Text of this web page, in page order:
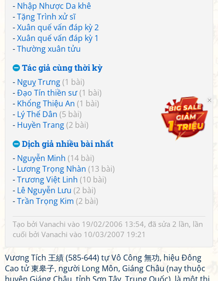
- Nhập Nhược Da khê
-Tặng Trình xử sĩ
-Xuân quế vấn đáp kỳ 2
-Xuân quế vấn đáp kỳ 1
-Thường xuân tửu
Tác giả cùng thời kỳ
- Nguỵ Trưng(1 bài)
-Đạo Tín thiền sư(1 bài)
- Khổng Thiệu An (1 bài)
- Lý Thế Dân (5 bài)
- Huyền Trang(2 bài)
Dịch giả nhiều bài nhất
- Nguyễn Minh (14 bài)
- Lương Trọng Nhàn (13 bài)
-Trương Việt Linh (10 bài)
- Lê Nguyễn Lưu (2 bài)
-Trần Trọng Kim (2 bài)
Tạo bởi Vanachi vào 19/02/2006 13:54, đã sửa 2 lần, lần
cuối bởi Vanachi vào 10/03/2007 19:21
Vương Tích 王績 (585-644) tự Vô Công 無功, hiệu Đông
Cao tử 東皋子, người Long Môn, Giáng Châu (nay thuộc